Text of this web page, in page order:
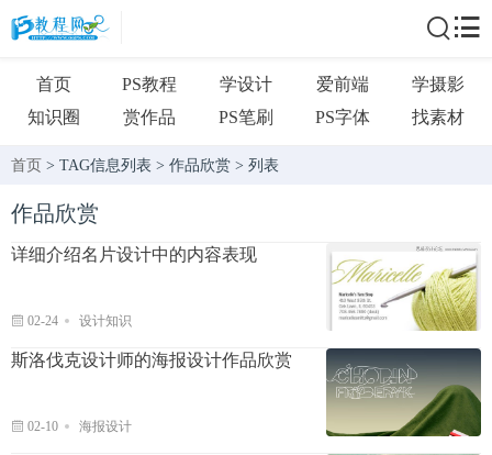
首页 PS教程 学设计 爱前端
学摄影
知识圈
赏作品 PS笔刷 PS字体 找素材
首页 > TAG信息列表 > 作品欣赏 > 列表
作品欣赏
详细介绍名片设计中的内容表现
02-24 设计知识
斯洛伐克设计师的海报设计作品欣赏
02-10 海报设计